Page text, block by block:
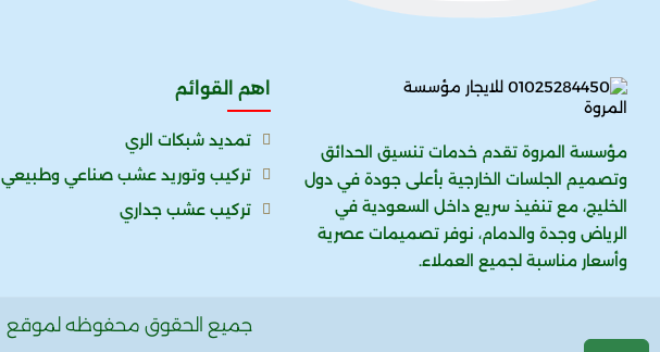
مؤسسة المروة تقدم خدمات تنسيق الحدائق
وتصميم الجلسات الخارجية بأعلى جودة في دول
الخليج، مع تنفيذ سريع داخل السعودية في
الرياض وجدة والدمام، نوفر تصميمات عصرية
وأسعار مناسبة لجميع العملاء.
اهم القوائم
تمديد شبكات الري
تركيب وتوريد عشب صناعي وطبيعي
تركيب عشب جداري
جميع الحقوق محفوظه لموقع